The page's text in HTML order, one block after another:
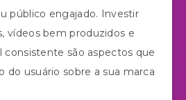
público engajado. Investir
vídeos bem produzidos e
consistente são aspectos que
do usuário sobre a sua marca